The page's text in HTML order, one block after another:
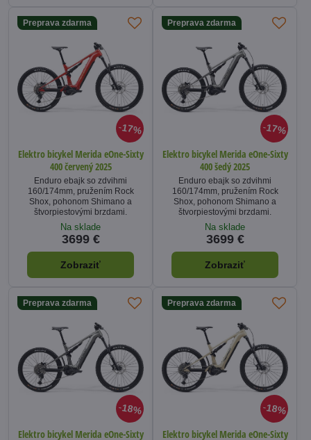
17%
Preprava zdarma
Elektro bicykel Merida eOne-Sixty
400 červený 2025
Enduro ebajk so zdvihmi
160/174mm, pružením Rock
Shox, pohonom Shimano a
štvorpiestovými brzdami.
Na sklade
3699 €
Zobraziť
17%
Preprava zdarma
Elektro bicykel Merida eOne-Sixty
400 šedý 2025
Enduro ebajk so zdvihmi
160/174mm, pružením Rock
Shox, pohonom Shimano a
štvorpiestovými brzdami.
Na sklade
3699 €
Zobraziť
18%
Preprava zdarma
Elektro bicykel Merida eOne-Sixty
18%
Preprava zdarma
Elektro bicykel Merida eOne-Sixty